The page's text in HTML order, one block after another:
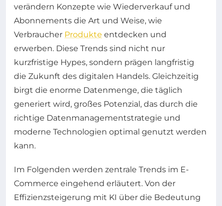
verändern Konzepte wie Wiederverkauf und
Abonnements die Art und Weise, wie
Verbraucher Produkte entdecken und
erwerben. Diese Trends sind nicht nur
kurzfristige Hypes, sondern prägen langfristig
die Zukunft des digitalen Handels. Gleichzeitig
birgt die enorme Datenmenge, die täglich
generiert wird, großes Potenzial, das durch die
richtige Datenmanagementstrategie und
moderne Technologien optimal genutzt werden
kann.
Im Folgenden werden zentrale Trends im E-
Commerce eingehend erläutert. Von der
Effizienzsteigerung mit KI über die Bedeutung